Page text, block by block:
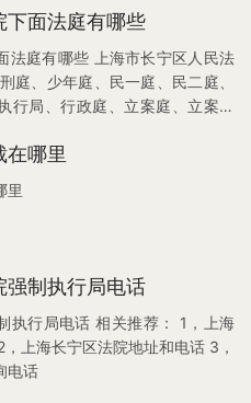
离职通知书上签字，我没有签，
？ 请律师解答，非常感谢。 长宁
，这位咨询人。 如果您接到公司
注意事项需要关注： 1，收集证
据，比如电子文件，纸质文件，
打卡记录等…
下面法庭有哪些
法庭有哪些 上海市长宁区人民法
庭、少年庭、民一庭、民二庭、
行局、行政庭、立案庭、立案二
关推荐： 1，上海长宁区法院地
在哪里
里
强制执行局电话
执行局电话 相关推荐： 1，上海
上海长宁区法院地址和电话 3，
电话